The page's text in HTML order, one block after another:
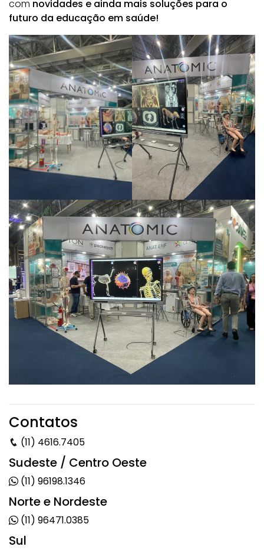
com novidades e ainda mais soluções para o
futuro da educação em saúde!
Contatos
(11) 4616.7405
Sudeste / Centro Oeste
(11) 96198.1346
Norte e Nordeste
(11) 96471.0385
Sul